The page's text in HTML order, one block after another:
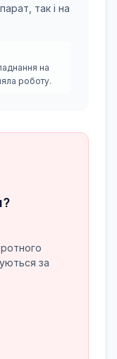
так і на
на
роботу.
за